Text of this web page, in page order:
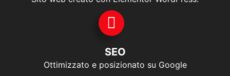
SEO
Ottimizzato e posizionato su Google